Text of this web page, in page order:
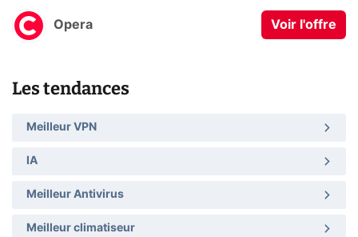
Opera Voir l'offre
Les tendances
Meilleur VPN
IA
Meilleur Antivirus
Meilleur climatiseur